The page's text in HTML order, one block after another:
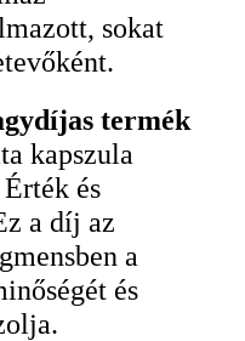
sokat
termék
kapszula
és
a díj az
a
és